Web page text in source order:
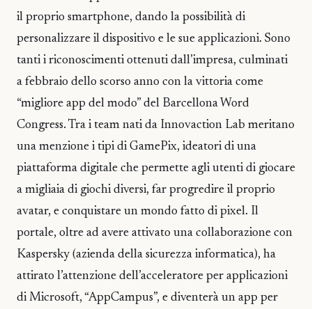
il proprio smartphone, dando la possibilità di
personalizzare il dispositivo e le sue applicazioni. Sono
tanti i riconoscimenti ottenuti dall’impresa, culminati
a febbraio dello scorso anno con la vittoria come
“migliore app del modo” del Barcellona Word
Congress. Tra i team nati da Innovaction Lab meritano
una menzione i tipi di GamePix, ideatori di una
piattaforma digitale che permette agli utenti di giocare
a migliaia di giochi diversi, far progredire il proprio
avatar, e conquistare un mondo fatto di pixel. Il
portale, oltre ad avere attivato una collaborazione con
Kaspersky (azienda della sicurezza informatica), ha
attirato l’attenzione dell’acceleratore per applicazioni
di Microsoft, “AppCampus”, e diventerà un app per